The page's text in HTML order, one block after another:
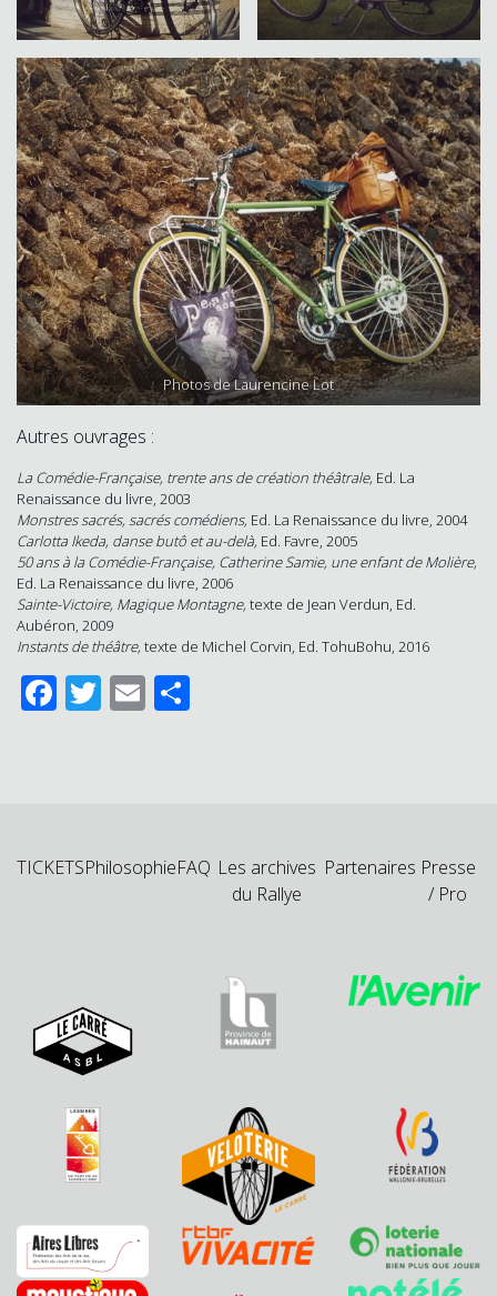
Photos de Laurencine Lot
Autres ouvrages :
La Comédie-Française, trente ans de création théâtrale, Ed. La
Renaissance du livre, 2003
Monstres sacrés, sacrés comédiens, Ed. La Renaissance du livre, 2004
Carlotta Ikeda, danse butô et au-delà, Ed. Favre, 2005
50 ans à la Comédie-Française, Catherine Samie, une enfant de Molière,
Ed. La Renaissance du livre, 2006
Sainte-Victoire, Magique Montagne,texte de Jean Verdun, Ed.
Aubéron, 2009
Instants de théâtre,texte de Michel Corvin, Ed. TohuBohu, 2016
Facebook
Twitter
Email
TICKETSPhilosophieFAQ Les archives
du Rallye
Partenaires Presse
/ Pro